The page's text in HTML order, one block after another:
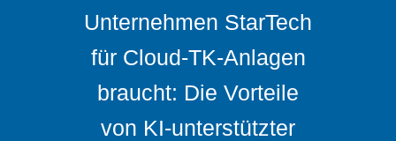
Unternehmen StarTech
für Cloud-TK-Anlagen
braucht: Die Vorteile
von KI-unterstützter